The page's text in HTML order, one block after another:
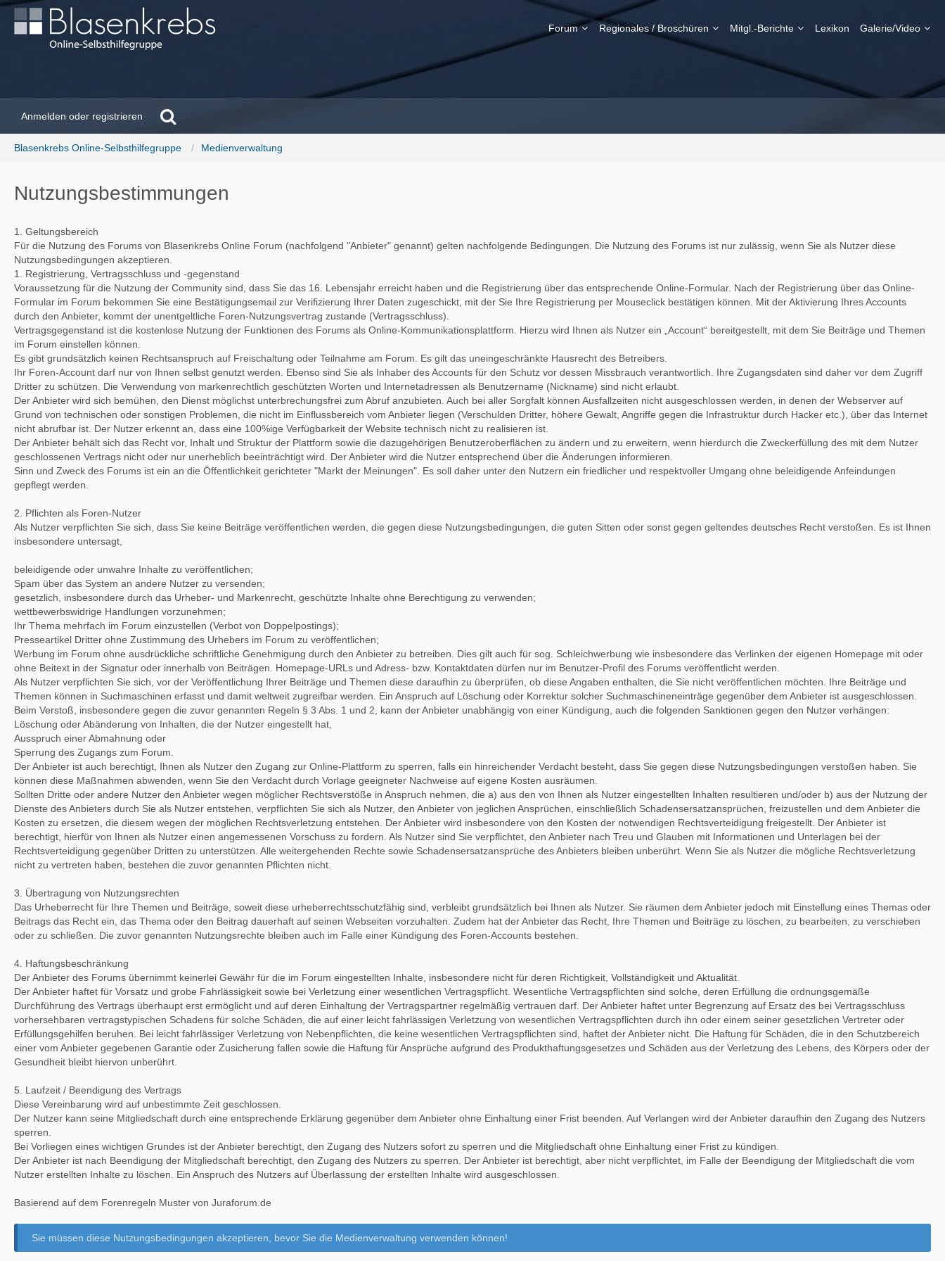
Forum Regionales / Broschüren Mitgl.-Berichte Lexikon Galerie/Video
Anmelden oder registrieren
Blasenkrebs Online-Selbsthilfegruppe Medienverwaltung
Nutzungsbestimmungen
1. Geltungsbereich
Für die Nutzung des Forums von Blasenkrebs Online Forum (nachfolgend "Anbieter" genannt) gelten nachfolgende Bedingungen. Die Nutzung des Forums ist nur zulässig, wenn Sie als Nutzer diese
Nutzungsbedingungen akzeptieren.
1. Registrierung, Vertragsschluss und -gegenstand
Voraussetzung für die Nutzung der Community sind, dass Sie das 16. Lebensjahr erreicht haben und die Registrierung über das entsprechende Online-Formular. Nach der Registrierung über das Online-
Formular im Forum bekommen Sie eine Bestätigungsemail zur Verifizierung Ihrer Daten zugeschickt, mit der Sie Ihre Registrierung per Mouseclick bestätigen können. Mit der Aktivierung Ihres Accounts
durch den Anbieter, kommt der unentgeltliche Foren-Nutzungsvertrag zustande (Vertragsschluss).
Vertragsgegenstand ist die kostenlose Nutzung der Funktionen des Forums als Online-Kommunikationsplattform. Hierzu wird Ihnen als Nutzer ein „Account“ bereitgestellt, mit dem Sie Beiträge und Themen
im Forum einstellen können.
Es gibt grundsätzlich keinen Rechtsanspruch auf Freischaltung oder Teilnahme am Forum. Es gilt das uneingeschränkte Hausrecht des Betreibers.
Ihr Foren-Account darf nur von Ihnen selbst genutzt werden. Ebenso sind Sie als Inhaber des Accounts für den Schutz vor dessen Missbrauch verantwortlich. Ihre Zugangsdaten sind daher vor dem Zugriff
Dritter zu schützen. Die Verwendung von markenrechtlich geschützten Worten und Internetadressen als Benutzername (Nickname) sind nicht erlaubt.
Der Anbieter wird sich bemühen, den Dienst möglichst unterbrechungsfrei zum Abruf anzubieten. Auch bei aller Sorgfalt können Ausfallzeiten nicht ausgeschlossen werden, in denen der Webserver auf
Grund von technischen oder sonstigen Problemen, die nicht im Einflussbereich vom Anbieter liegen (Verschulden Dritter, höhere Gewalt, Angriffe gegen die Infrastruktur durch Hacker etc.), über das Internet
nicht abrufbar ist. Der Nutzer erkennt an, dass eine 100%ige Verfügbarkeit der Website technisch nicht zu realisieren ist.
Der Anbieter behält sich das Recht vor, Inhalt und Struktur der Plattform sowie die dazugehörigen Benutzeroberflächen zu ändern und zu erweitern, wenn hierdurch die Zweckerfüllung des mit dem Nutzer
geschlossenen Vertrags nicht oder nur unerheblich beeinträchtigt wird. Der Anbieter wird die Nutzer entsprechend über die Änderungen informieren.
Sinn und Zweck des Forums ist ein an die Öffentlichkeit gerichteter "Markt der Meinungen". Es soll daher unter den Nutzern ein friedlicher und respektvoller Umgang ohne beleidigende Anfeindungen
gepflegt werden.
2. Pflichten als Foren-Nutzer
Als Nutzer verpflichten Sie sich, dass Sie keine Beiträge veröffentlichen werden, die gegen diese Nutzungsbedingungen, die guten Sitten oder sonst gegen geltendes deutsches Recht verstoßen. Es ist Ihnen
insbesondere untersagt,
beleidigende oder unwahre Inhalte zu veröffentlichen;
Spam über das System an andere Nutzer zu versenden;
gesetzlich, insbesondere durch das Urheber- und Markenrecht, geschützte Inhalte ohne Berechtigung zu verwenden;
wettbewerbswidrige Handlungen vorzunehmen;
Ihr Thema mehrfach im Forum einzustellen (Verbot von Doppelpostings);
Presseartikel Dritter ohne Zustimmung des Urhebers im Forum zu veröffentlichen;
Werbung im Forum ohne ausdrückliche schriftliche Genehmigung durch den Anbieter zu betreiben. Dies gilt auch für sog. Schleichwerbung wie insbesondere das Verlinken der eigenen Homepage mit oder
ohne Beitext in der Signatur oder innerhalb von Beiträgen. Homepage-URLs und Adress- bzw. Kontaktdaten dürfen nur im Benutzer-Profil des Forums veröffentlicht werden.
Als Nutzer verpflichten Sie sich, vor der Veröffentlichung Ihrer Beiträge und Themen diese daraufhin zu überprüfen, ob diese Angaben enthalten, die Sie nicht veröffentlichen möchten. Ihre Beiträge und
Themen können in Suchmaschinen erfasst und damit weltweit zugreifbar werden. Ein Anspruch auf Löschung oder Korrektur solcher Suchmaschineneinträge gegenüber dem Anbieter ist ausgeschlossen.
Beim Verstoß, insbesondere gegen die zuvor genannten Regeln § 3 Abs. 1 und 2, kann der Anbieter unabhängig von einer Kündigung, auch die folgenden Sanktionen gegen den Nutzer verhängen:
Löschung oder Abänderung von Inhalten, die der Nutzer eingestellt hat,
Ausspruch einer Abmahnung oder
Sperrung des Zugangs zum Forum.
Der Anbieter ist auch berechtigt, Ihnen als Nutzer den Zugang zur Online-Plattform zu sperren, falls ein hinreichender Verdacht besteht, dass Sie gegen diese Nutzungsbedingungen verstoßen haben. Sie
können diese Maßnahmen abwenden, wenn Sie den Verdacht durch Vorlage geeigneter Nachweise auf eigene Kosten ausräumen.
Sollten Dritte oder andere Nutzer den Anbieter wegen möglicher Rechtsverstöße in Anspruch nehmen, die a) aus den von Ihnen als Nutzer eingestellten Inhalten resultieren und/oder b) aus der Nutzung der
Dienste des Anbieters durch Sie als Nutzer entstehen, verpflichten Sie sich als Nutzer, den Anbieter von jeglichen Ansprüchen, einschließlich Schadensersatzansprüchen, freizustellen und dem Anbieter die
Kosten zu ersetzen, die diesem wegen der möglichen Rechtsverletzung entstehen. Der Anbieter wird insbesondere von den Kosten der notwendigen Rechtsverteidigung freigestellt. Der Anbieter ist
berechtigt, hierfür von Ihnen als Nutzer einen angemessenen Vorschuss zu fordern. Als Nutzer sind Sie verpflichtet, den Anbieter nach Treu und Glauben mit Informationen und Unterlagen bei der
Rechtsverteidigung gegenüber Dritten zu unterstützen. Alle weitergehenden Rechte sowie Schadensersatzansprüche des Anbieters bleiben unberührt. Wenn Sie als Nutzer die mögliche Rechtsverletzung
nicht zu vertreten haben, bestehen die zuvor genannten Pflichten nicht.
3. Übertragung von Nutzungsrechten
Das Urheberrecht für Ihre Themen und Beiträge, soweit diese urheberrechtsschutzfähig sind, verbleibt grundsätzlich bei Ihnen als Nutzer. Sie räumen dem Anbieter jedoch mit Einstellung eines Themas oder
Beitrags das Recht ein, das Thema oder den Beitrag dauerhaft auf seinen Webseiten vorzuhalten. Zudem hat der Anbieter das Recht, Ihre Themen und Beiträge zu löschen, zu bearbeiten, zu verschieben
oder zu schließen. Die zuvor genannten Nutzungsrechte bleiben auch im Falle einer Kündigung des Foren-Accounts bestehen.
4. Haftungsbeschränkung
Der Anbieter des Forums übernimmt keinerlei Gewähr für die im Forum eingestellten Inhalte, insbesondere nicht für deren Richtigkeit, Vollständigkeit und Aktualität.
Der Anbieter haftet für Vorsatz und grobe Fahrlässigkeit sowie bei Verletzung einer wesentlichen Vertragspflicht. Wesentliche Vertragspflichten sind solche, deren Erfüllung die ordnungsgemäße
Durchführung des Vertrags überhaupt erst ermöglicht und auf deren Einhaltung der Vertragspartner regelmäßig vertrauen darf. Der Anbieter haftet unter Begrenzung auf Ersatz des bei Vertragsschluss
vorhersehbaren vertragstypischen Schadens für solche Schäden, die auf einer leicht fahrlässigen Verletzung von wesentlichen Vertragspflichten durch ihn oder einem seiner gesetzlichen Vertreter oder
Erfüllungsgehilfen beruhen. Bei leicht fahrlässiger Verletzung von Nebenpflichten, die keine wesentlichen Vertragspflichten sind, haftet der Anbieter nicht. Die Haftung für Schäden, die in den Schutzbereich
einer vom Anbieter gegebenen Garantie oder Zusicherung fallen sowie die Haftung für Ansprüche aufgrund des Produkthaftungsgesetzes und Schäden aus der Verletzung des Lebens, des Körpers oder der
Gesundheit bleibt hiervon unberührt.
5. Laufzeit / Beendigung des Vertrags
Diese Vereinbarung wird auf unbestimmte Zeit geschlossen.
Der Nutzer kann seine Mitgliedschaft durch eine entsprechende Erklärung gegenüber dem Anbieter ohne Einhaltung einer Frist beenden. Auf Verlangen wird der Anbieter daraufhin den Zugang des Nutzers
sperren.
Bei Vorliegen eines wichtigen Grundes ist der Anbieter berechtigt, den Zugang des Nutzers sofort zu sperren und die Mitgliedschaft ohne Einhaltung einer Frist zu kündigen.
Der Anbieter ist nach Beendigung der Mitgliedschaft berechtigt, den Zugang des Nutzers zu sperren. Der Anbieter ist berechtigt, aber nicht verpflichtet, im Falle der Beendigung der Mitgliedschaft die vom
Nutzer erstellten Inhalte zu löschen. Ein Anspruch des Nutzers auf Überlassung der erstellten Inhalte wird ausgeschlossen.
Basierend auf dem Forenregeln Muster von Juraforum.de
Sie müssen diese Nutzungsbedingungen akzeptieren, bevor Sie die Medienverwaltung verwenden können!